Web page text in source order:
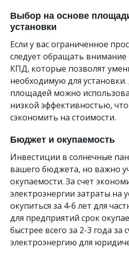
Выбор на основе
установки
Если у вас ограниченное
следует обращать
КПД, которые позволят
необходимую для
площадей можно
низкой эффективностью,
сэкономить на стоимости.
Бюджет и окупаемость
Инвестиции в солнечные
вашего бюджета, но важно
окупаемости. За счет
электроэнергии затраты на
окупиться за 4-6 лет для
для предприятий срок
быстрее всего за 2-3 года за
электроэнергию для